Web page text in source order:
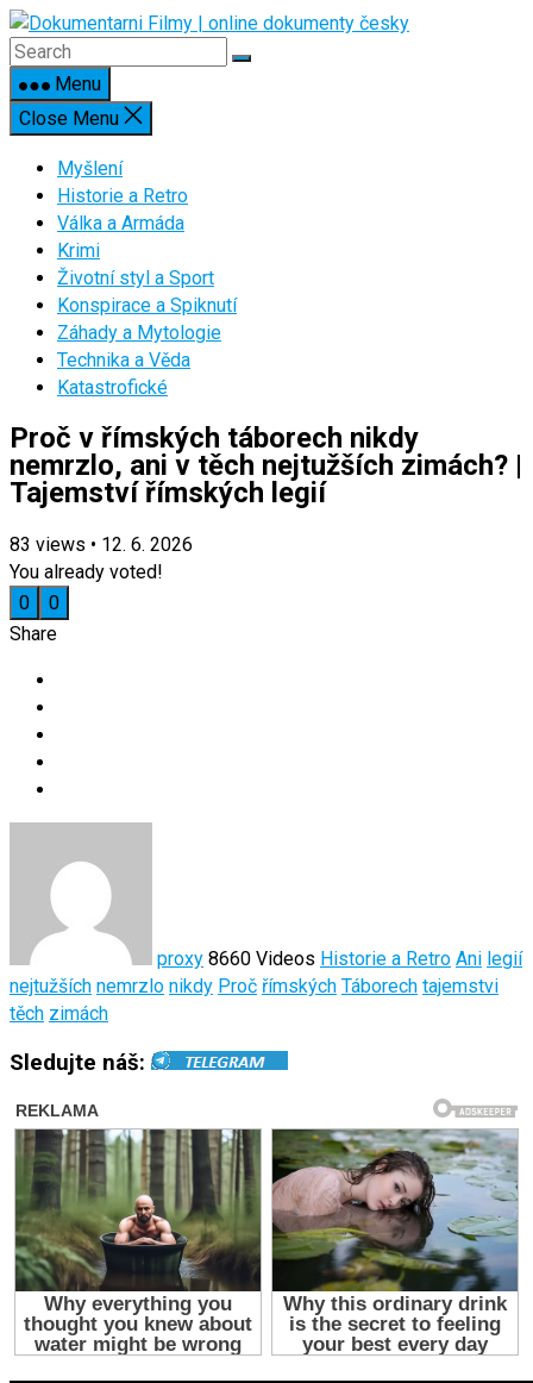
Skip
to
contentMenu
Close Menu
Myšlení
Historie a Retro
Válka a Armáda
Krimi
Životní styl a Sport
Konspirace a Spiknutí
Záhady a Mytologie
Technika a Věda
Katastrofické
Proč v římských táborech nikdy
nemrzlo, ani v těch nejtužších zimách? |
Tajemství římských legií
83 views • 12. 6. 2026
You already voted!
0
0
Share
proxy 8660 Videos Historie a Retro Ani legií
nejtužších nemrzlo nikdy Proč římských Táborech tajemstvi
těch zimách
Sledujte náš: